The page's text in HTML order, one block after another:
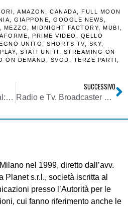
AMAZON CANADA
FULL MOON
GIAPPONE GOOGLE NEWS
MEZZO MIDNIGHT FACTORY MUBI
PRIME VIDEO
QELLO
UNITO SHORTS TV, SKY
STATI UNITI
STREAMING ON
ON DEMAND SVOD TERZE PARTI
Web. Wall Street Journal: 2,4 mln gli abbonati digital only. Il digitale conta per il 63% dei 311 mln di dollari di ricavi. Utili per 47 mln di dollari, ma il calo pubblicitario si e’ fatto sentire
SUCCESSIVO
Radio e Tv. Broadcaster europei a Commissione UE: OTT globali opachi su trattamento dati utenti per fini pubblicitari
nel 1999, diretto dall’avv.
Planet s.r.l., società iscritta al
presso l’Autorità per le
cui fanno riferimento anche le